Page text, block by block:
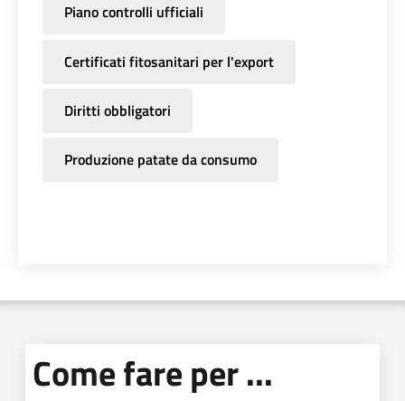
Piano controlli ufficiali
Certificati fitosanitari per l'export
Diritti obbligatori
Produzione patate da consumo
Come fare per ...